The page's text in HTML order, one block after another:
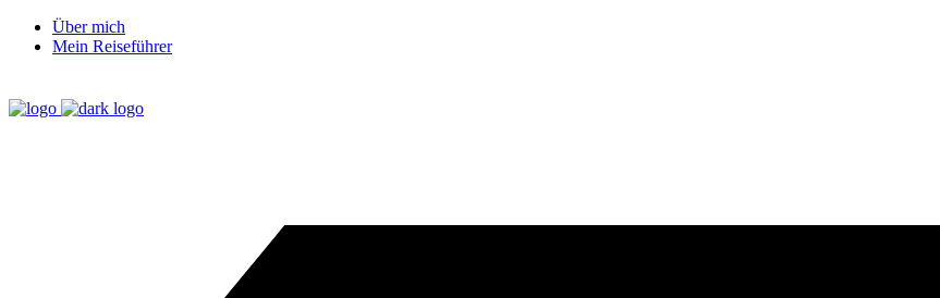
Über mich
Mein Reiseführer